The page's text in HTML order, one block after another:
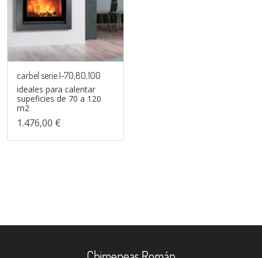
carbel serie I-70,80,100
ideales para calentar
supeficies de 70 a 120
m2
1.476,00 €